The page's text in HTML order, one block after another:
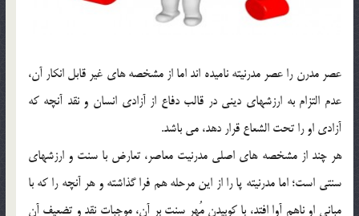
عصر مدرن را عصر مدرنيته ناميده اند اما از مشخصه هاي غير قابل انكار آن،
عدم التزام به ارزشهاي ديني در قالب دفاع از آزادي انسان و نقد آنچه كه
آزادي او را تحت الشعاع قرار دهد، مي باشد.
هر چند از مشخصه هاي اصلي مدرنيت معاصر، تعارض با سنت و ارزشهاي
سنتي است؛ اما مدرنيته پا را از اين مرحله هم فرا گذاشته و هر آنچه را كه با
مباني او ناهم آوا افتد، با كوبيدن مُهر سنت بر آن، موجبات نقد و تضعيف آن